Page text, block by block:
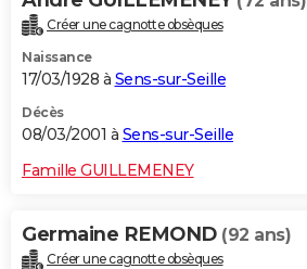
Créer une cagnotte obsèques
Naissance
17/03/1928 à Sens-sur-Seille
Décès
08/03/2001 à Sens-sur-Seille
Famille GUILLEMENEY
Germaine REMOND (92 ans)
Créer une cagnotte obsèques